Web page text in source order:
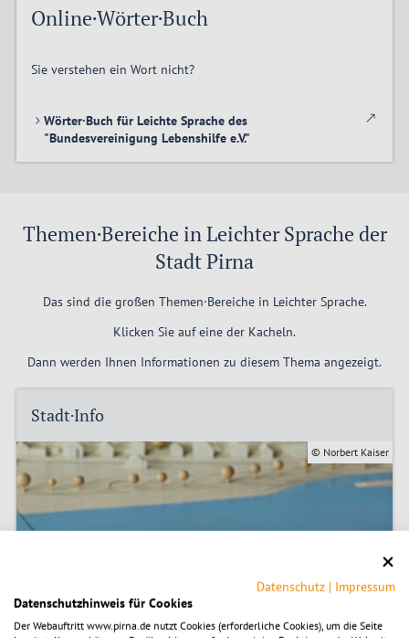
Online·Wörter·Buch
Sie verstehen ein Wort nicht?
Wörter·Buch für Leichte Sprache des
"Bundesvereinigung Lebenshilfe e.V."
Themen·Bereiche in Leichter Sprache der
Stadt Pirna
Das sind die großen Themen·Bereiche in Leichter Sprache.
Klicken Sie auf eine der Kacheln.
Dann werden Ihnen Informationen zu diesem Thema angezeigt.
Stadt·Info
© Norbert Kaiser
Datenschutz | Impressum
Datenschutzhinweis für Cookies
Der Webauftritt www.pirna.de nutzt Cookies (erforderliche Cookies), um die Seite